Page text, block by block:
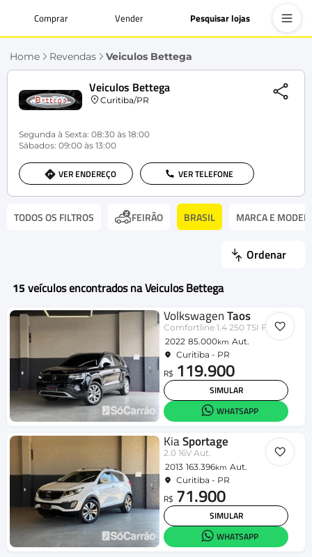
Comprar Vender Pesquisar lojas
Home Revendas Veiculos Bettega
Veiculos Bettega
Curitiba/PR
Segunda à Sexta: 08:30 às 18:00
Sábados: 09:00 às 13:00
VER ENDEREÇO VER TELEFONE
TODOS OS FILTROS FEIRÃO BRASIL MARCA E
Ordenar
15veículos encontrados na Veiculos Bettega
VolkswagenTaos
Comfortline 1.4 250 TSI Flex Aut.
2022 85.000km Aut.
Curitiba - PR
R$ 119.900
SIMULAR
WHATSAPP
KiaSportage
2.0 16V Aut.
2013 163.396km Aut.
Curitiba - PR
R$ 71.900
SIMULAR
WHATSAPP